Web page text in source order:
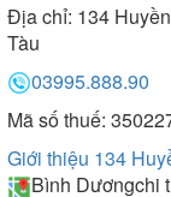
Địa chỉ: 134
Tàu
03995.888.90
Mã số thuế:
Giới thiệu 134
Bình Dươngchi